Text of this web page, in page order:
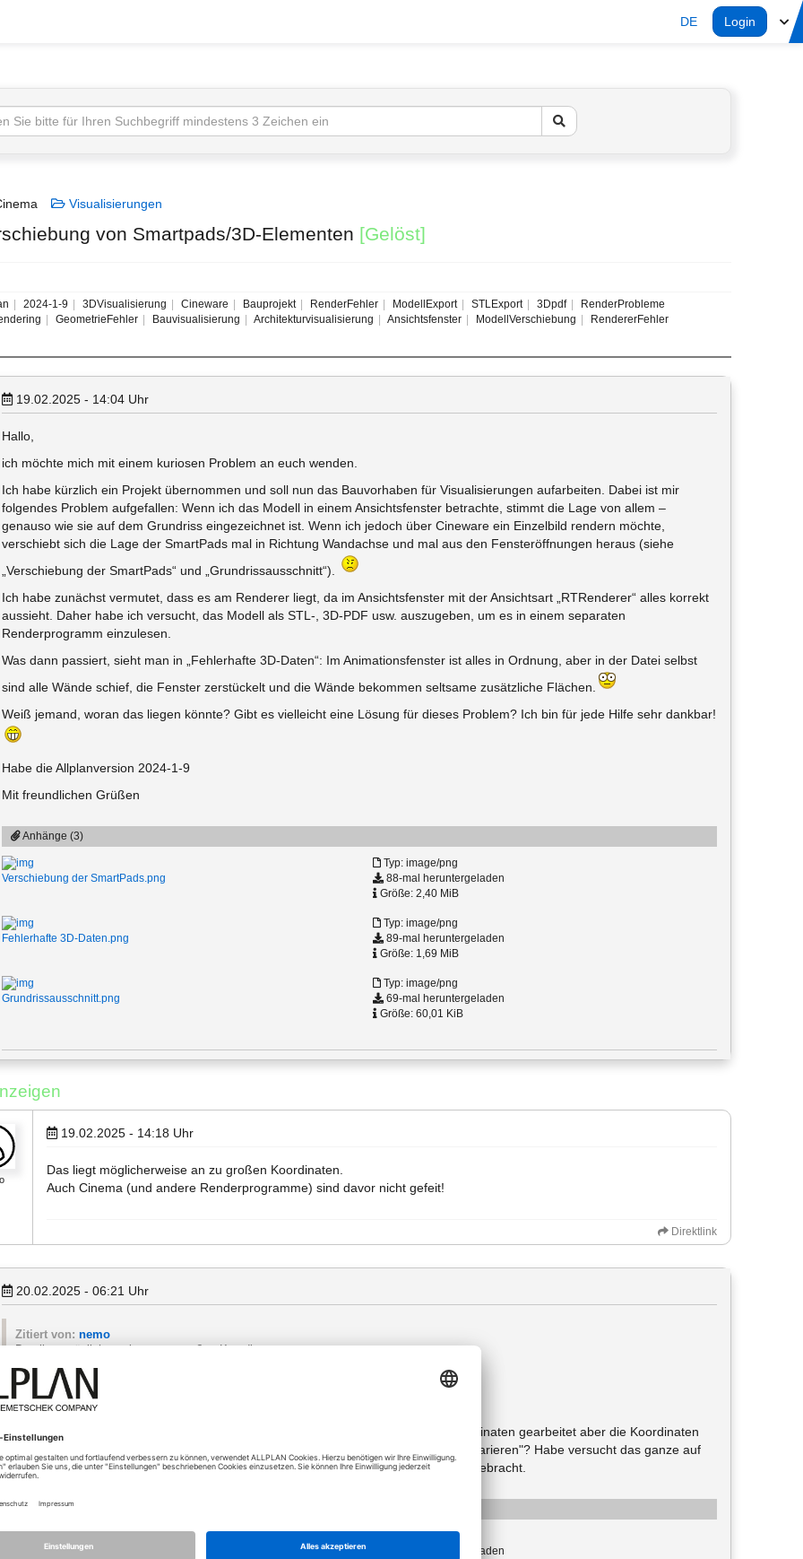
DE Login
Visualisierungen
von Smartpads/3D-Elementen [Gelöst]
2024-1-9 3DVisualisierung Cineware Bauprojekt RenderFehler ModellExport STLExport 3Dpdf
RenderProbleme
GeometrieFehler Bauvisualisierung Architekturvisualisierung Ansichtsfenster ModellVerschiebung RendererFehler
19.02.2025 - 14:04 Uhr
Hallo,
ich möchte mich mit einem kuriosen Problem an euch wenden.
Ich habe kürzlich ein Projekt übernommen und soll nun das Bauvorhaben für Visualisierungen aufarbeiten. Dabei ist mir
folgendes Problem aufgefallen: Wenn ich das Modell in einem Ansichtsfenster betrachte, stimmt die Lage von allem –
genauso wie sie auf dem Grundriss eingezeichnet ist. Wenn ich jedoch über Cineware ein Einzelbild rendern möchte,
verschiebt sich die Lage der SmartPads mal in Richtung Wandachse und mal aus den Fensteröffnungen heraus (siehe
„Verschiebung der SmartPads“ und „Grundrissausschnitt“).
Ich habe zunächst vermutet, dass es am Renderer liegt, da im Ansichtsfenster mit der Ansichtsart „RTRenderer“ alles korrekt
aussieht. Daher habe ich versucht, das Modell als STL-, 3D-PDF usw. auszugeben, um es in einem separaten
Renderprogramm einzulesen.
Was dann passiert, sieht man in „Fehlerhafte 3D-Daten“: Im Animationsfenster ist alles in Ordnung, aber in der Datei selbst
sind alle Wände schief, die Fenster zerstückelt und die Wände bekommen seltsame zusätzliche Flächen.
Weiß jemand, woran das liegen könnte? Gibt es vielleicht eine Lösung für dieses Problem? Ich bin für jede Hilfe sehr dankbar!
Habe die Allplanversion 2024-1-9
Mit freundlichen Grüßen
Anhänge (3)
Verschiebung der SmartPads.png
Typ: image/png
88-mal heruntergeladen
Größe: 2,40 MiB
Fehlerhafte 3D-Daten.png
Typ: image/png
89-mal heruntergeladen
Größe: 1,69 MiB
Grundrissausschnitt.png
Typ: image/png
69-mal heruntergeladen
Größe: 60,01 KiB
19.02.2025 - 14:18 Uhr
Das liegt möglicherweise an zu großen Koordinaten.
Auch Cinema (und andere Renderprogramme) sind davor nicht gefeit!
Direktlink
20.02.2025 - 06:21 Uhr
Zitiert von: nemo
Auch Cinema (und andere Renderprogramme) sind davor nicht gefeit!
Danke für die Antwort!
Das ist möglicherweise der Fall... der vorherige Bearbeiter hat zwar mit Offset-Koordinaten gearbeitet aber die Koordinaten
sind trotzdem bis zu 8-stellig. Gibt es da irgendwie ne Möglichkeit das ganze zu "reparieren"? Habe versucht das ganze auf
den 0-Punkt zu verschieben und die 3D-Daten zu aktualisieren aber das hat nichts gebracht.
Anhänge (1)
Screenshot 2025-02-20 071740.png
Typ: image/png
62-mal heruntergeladen